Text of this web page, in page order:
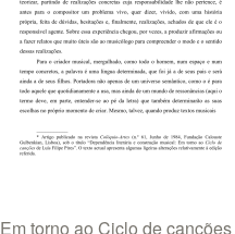
Em torno ao Ciclo de canções